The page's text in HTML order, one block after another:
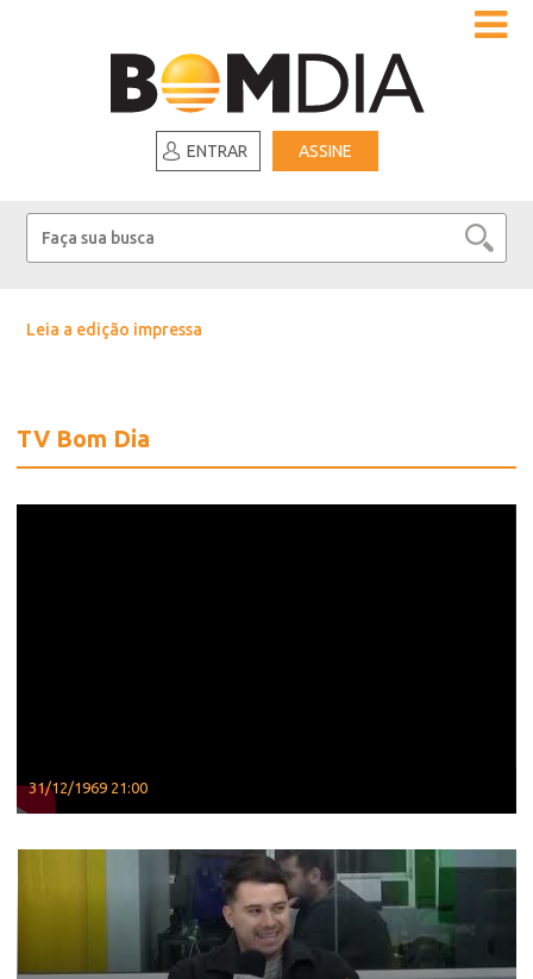
ENTRAR ASSINE
Leia a edição impressa
TV Bom Dia
31/12/1969 21:00